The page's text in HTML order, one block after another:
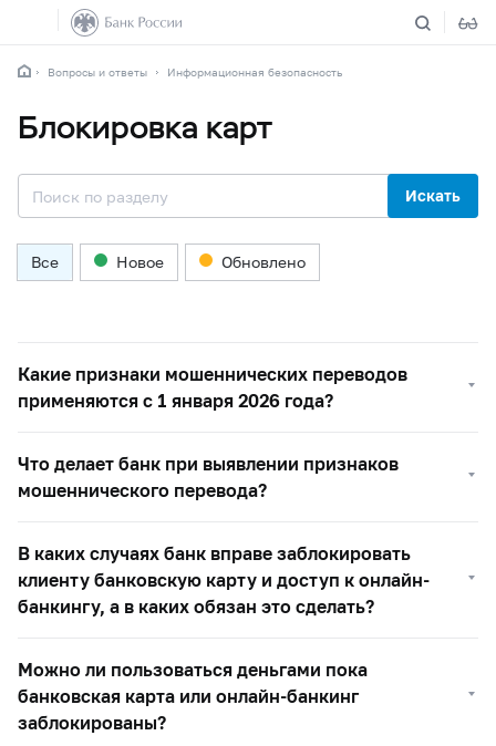
Вопросы и ответы Информационная безопасность
Блокировка карт
Искать
Все Новое Обновлено
Какие признаки мошеннических переводов
применяются с 1 января 2026 года?
Что делает банк при выявлении признаков
мошеннического перевода?
В каких случаях банк вправе заблокировать
клиенту банковскую карту и доступ к онлайн-
банкингу, а в каких обязан это сделать?
Можно ли пользоваться деньгами пока
банковская карта или онлайн-банкинг
заблокированы?